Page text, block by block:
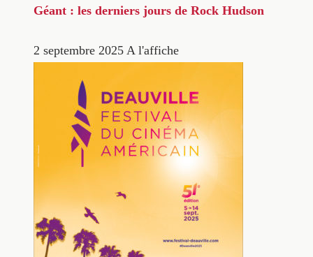
Géant : les derniers jours de Rock Hudson
2 septembre 2025 A l'affiche